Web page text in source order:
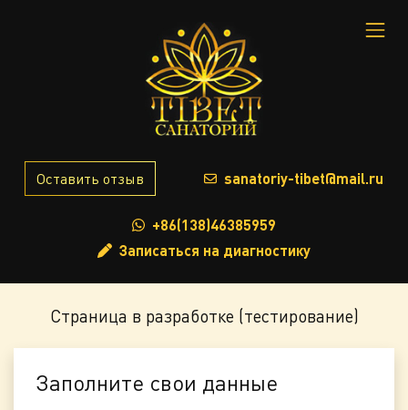
Оставить отзыв sanatoriy-tibet@mail.ru
+86(138)46385959
Записаться на диагностику
Страница в разработке (тестирование)
Заполните свои данные